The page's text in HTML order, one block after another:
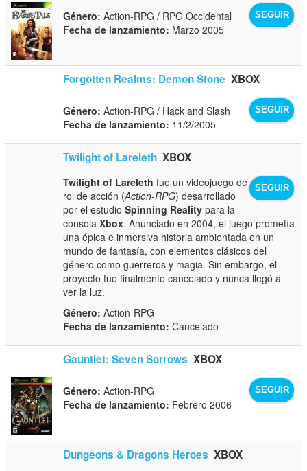
SEGUIR
Género: Action-RPG / RPG Occidental
Fecha de lanzamiento: Marzo 2005
Forgotten Realms: Demon Stone XBOX
SEGUIR
Género: Action-RPG / Hack and Slash
Fecha de lanzamiento: 11/2/2005
Twilight of Lareleth XBOX
SEGUIR
Twilight of Lareleth fue un videojuego de
rol de acción (Action-RPG) desarrollado
por el estudioSpinning Reality para la
consolaXbox. Anunciado en 2004, el juego prometía
una épica e inmersiva historia ambientada en un
mundo de fantasía, con elementos clásicos del
género como guerreros y magia. Sin embargo, el
proyecto fue finalmente cancelado y nunca llegó a
ver la luz.
Género: Action-RPG
Fecha de lanzamiento: Cancelado
Gauntlet: Seven Sorrows XBOX
SEGUIR
Género: Action-RPG
Fecha de lanzamiento: Febrero 2006
Dungeons & Dragons Heroes XBOX